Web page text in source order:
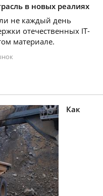
в новых реалиях
не каждый день
отечественных IT-
материале.
Как